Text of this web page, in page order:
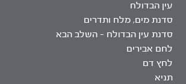
עין הבדולח
סדנת מים, מלח ותדרים
סדנת עין הבדולח – השלב הבא
לחם אבירים
לחץ דם
תניא